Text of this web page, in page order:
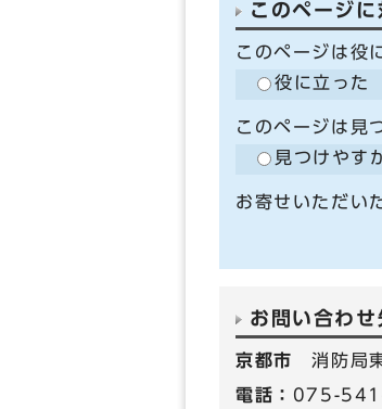
このページ
このページは役
役に立った
このページは見
見つけやす
お寄せいただい
お問い合わせ
京都市消防局
電話： 075-